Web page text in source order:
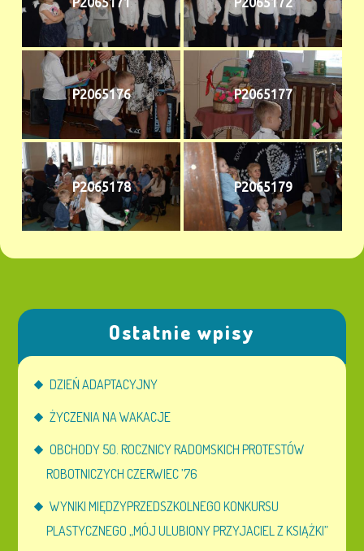
P2065176 P2065177
P2065178 P2065179
Ostatnie wpisy
DZIEŃ ADAPTACYJNY
ŻYCZENIA NA WAKACJE
OBCHODY 50. ROCZNICY RADOMSKICH PROTESTÓW
ROBOTNICZYCH CZERWIEC ’76
WYNIKI MIĘDZYPRZEDSZKOLNEGO KONKURSU
PLASTYCZNEGO „MÓJ ULUBIONY PRZYJACIEL Z KSIĄŻKI”